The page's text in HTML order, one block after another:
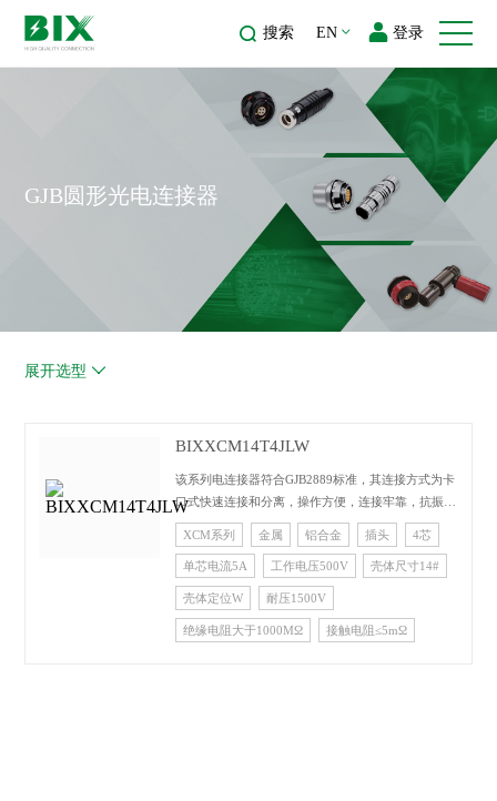
搜索 EN 登录
GJB圆形光电连接器
展开选型
BIXXCM14T4JLW
该系列电连接器符合GJB2889标准，其连接方式为卡
口式快速连接和分离，操作方便，连接牢靠，抗振耐
冲，壳体材 料为高强度优质铝合金，接触件为焊接
式，其中插孔为线簧孔，具有插拔柔和、接触电阻
小、防潮、防盐雾、防霉菌、 防淋雨等特性，广泛
应用于航空、航天、舰船、电子通信等军事领域以及
邮电通讯、铁路指挥系统、计算机、航海和各 种仪
表、仪表的连接。
XCM系列 金属 铝合金 插头 4芯
单芯电流5A 工作电压500V 壳体尺寸14#
壳体定位W 耐压1500V
绝缘电阻大于1000MΩ 接触电阻≤5mΩ